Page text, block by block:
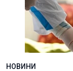
НОВИНИ